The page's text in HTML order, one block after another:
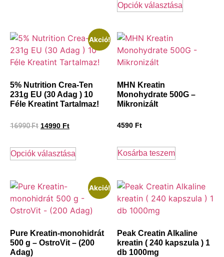
Opciók választása
Akció!
5% Nutrition Crea-Ten
231g EU (30 Adag ) 10
Féle Kreatint Tartalmaz!
16990Ft 14990 Ft
Opciók választása
MHN Kreatin
Monohydrate 500G –
Mikronizált
4590 Ft
Kosárba teszem
Akció!
Pure Kreatin-monohidrát
500 g – OstroVit – (200
Adag)
Peak Creatin Alkaline
kreatin ( 240 kapszula ) 1
db 1000mg